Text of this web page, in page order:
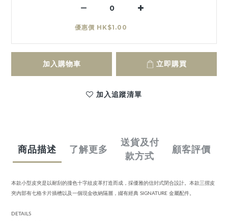
優惠價 HK$1.00
加入購物車 立即購買
加入追蹤清單
商品描述 了解更多
送貨及付
款方式
顧客評價
本款小型皮夾是以耐刮的撞色十字紋皮革打造而成，採優雅的信封式閉合設計。本款三摺皮
夾內部有七格卡片插槽以及一個現金收納隔層，綴有經典 SIGNATURE 金屬配件。
DETAILS